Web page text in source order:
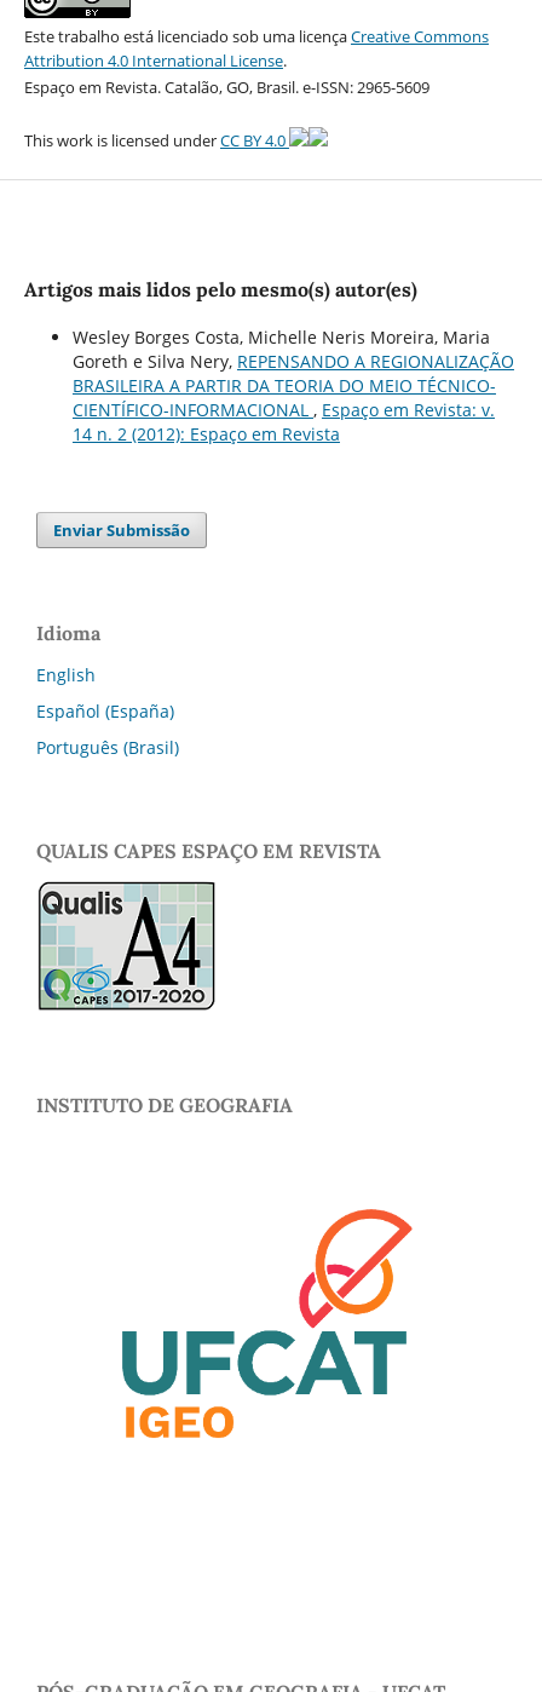
Este trabalho está licenciado sob uma licençaCreative Commons
Attribution 4.0 International License.
Espaço em Revista. Catalão, GO, Brasil. e-ISSN: 2965-5609
This work is licensed underCC BY 4.0
Artigos mais lidos pelo mesmo(s) autor(es)
Wesley Borges Costa, Michelle Neris Moreira, Maria
Goreth e Silva Nery, REPENSANDO A REGIONALIZAÇÃO
BRASILEIRA A PARTIR DA TEORIA DO MEIO TÉCNICO-
CIENTÍFICO-INFORMACIONAL , Espaço em Revista: v.
14 n. 2 (2012): Espaço em Revista
Enviar Submissão
Idioma
English
Español (España)
Português (Brasil)
QUALIS CAPES ESPAÇO EM REVISTA
INSTITUTO DE GEOGRAFIA